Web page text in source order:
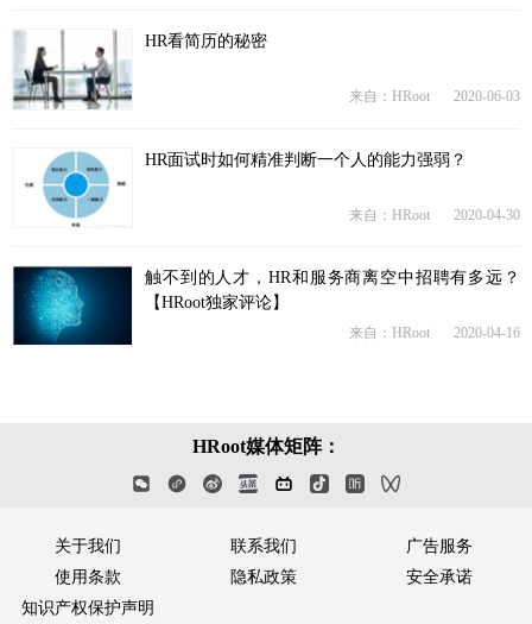
HR看简历的秘密
来自：HRoot
HR面试时如何精准判断一个人的能力强弱？
来自：HRoot
触不到的人才，HR和服务商离空中招聘有多远？
【HRoot独家评论】
来自：HRoot
HRoot媒体矩阵：
关于我们 联系我们
广告服务
使用条款
隐私政策
安全承诺
知识产权保护声明